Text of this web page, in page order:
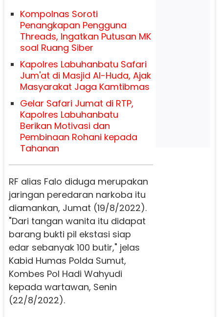
Kompolnas Soroti
Penangkapan Pengguna
Threads, Ingatkan Putusan MK
soal Ruang Siber
Kapolres Labuhanbatu Safari
Jum'at di Masjid Al-Huda, Ajak
Masyarakat Jaga Kamtibmas
Gelar Safari Jumat di RTP,
Kapolres Labuhanbatu
Berikan Motivasi dan
Pembinaan Rohani kepada
Tahanan
RF alias Falo diduga merupakan
jaringan peredaran narkoba itu
diamankan, Jumat (19/8/2022).
"Dari tangan wanita itu didapat
barang bukti pil ekstasi siap
edar sebanyak 100 butir," jelas
Kabid Humas Polda Sumut,
Kombes Pol Hadi Wahyudi
kepada wartawan, Senin
(22/8/2022).